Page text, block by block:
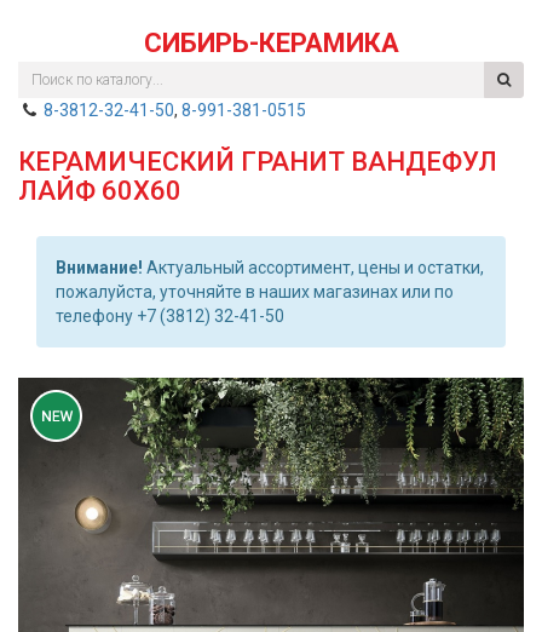
СИБИРЬ-КЕРАМИКА
8-3812-32-41-50, 8-991-381-0515
КЕРАМИЧЕСКИЙ ГРАНИТ ВАНДЕФУЛ
ЛАЙФ 60Х60
Внимание! Актуальный ассортимент, цены и остатки,
пожалуйста, уточняйте в наших магазинах или по
телефону +7 (3812) 32-41-50